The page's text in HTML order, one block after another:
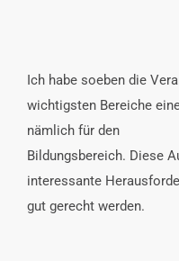
Ich habe soeben die
wichtigsten Bereiche
nämlich für den
Bildungsbereich. Diese
interessante
gut gerecht werden.